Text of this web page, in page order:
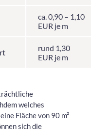
ca. 0,90 – 1,10
EUR je m
rund 1,30
EUR je m
welches
Fläche von 90 m²
sich die